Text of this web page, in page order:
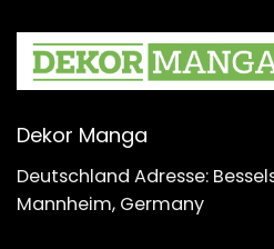
Dekor Manga
Deutschland Adresse:
Mannheim, Germany